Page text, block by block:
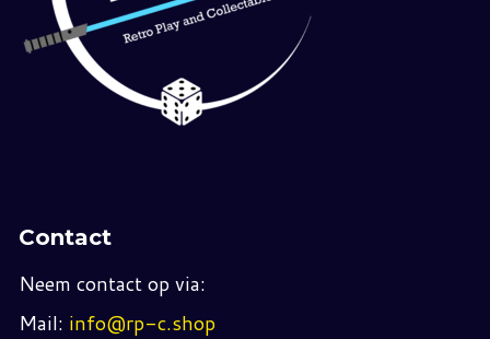
Contact
Neem contact op via:
Mail: info@rp-c.shop